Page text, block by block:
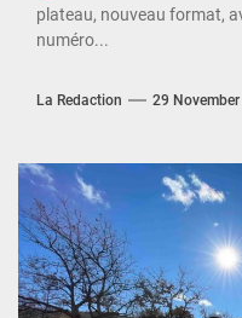
plateau, nouveau format,
numéro...
La Redaction 29